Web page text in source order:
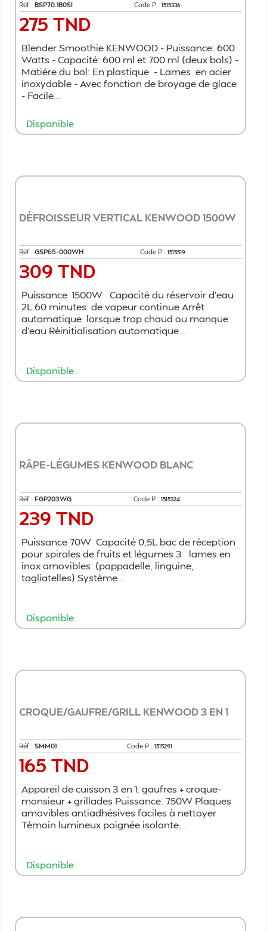
Réf : BSP70.180SI Code P : 1515336
Prix
275 TND
Blender Smoothie KENWOOD - Puissance: 600
Watts - Capacité: 600 ml et 700 ml (deux bols) -
Matiére du bol: En plastique - Lames en acier
inoxydable - Avec fonction de broyage de glace
- Facile...
Disponible
DÉFROISSEUR VERTICAL KENWOOD 1500W
Réf : GSP65-000WH Code P : 1515519
Prix
309 TND
Puissance 1500W Capacité du réservoir d'eau
2L 60 minutes de vapeur continue Arrêt
automatique lorsque trop chaud ou manque
d'eau Réinitialisation automatique...
Disponible
RÂPE-LÉGUMES KENWOOD BLANC
Réf : FGP203WG Code P : 1515324
Prix
239 TND
Puissance 70W Capacité 0,5L bac de réception
pour spirales de fruits et légumes 3 lames en
inox amovibles (pappadelle, linguine,
tagliatelles) Système...
Disponible
CROQUE/GAUFRE/GRILL KENWOOD 3 EN 1
Réf : ​SMM01 Code P : 1515291
Prix
165 TND
Appareil de cuisson 3 en 1: gaufres + croque-
monsieur + grillades Puissance: 750W Plaques
amovibles antiadhésives faciles à nettoyer
Témoin lumineux poignée isolante...
Disponible